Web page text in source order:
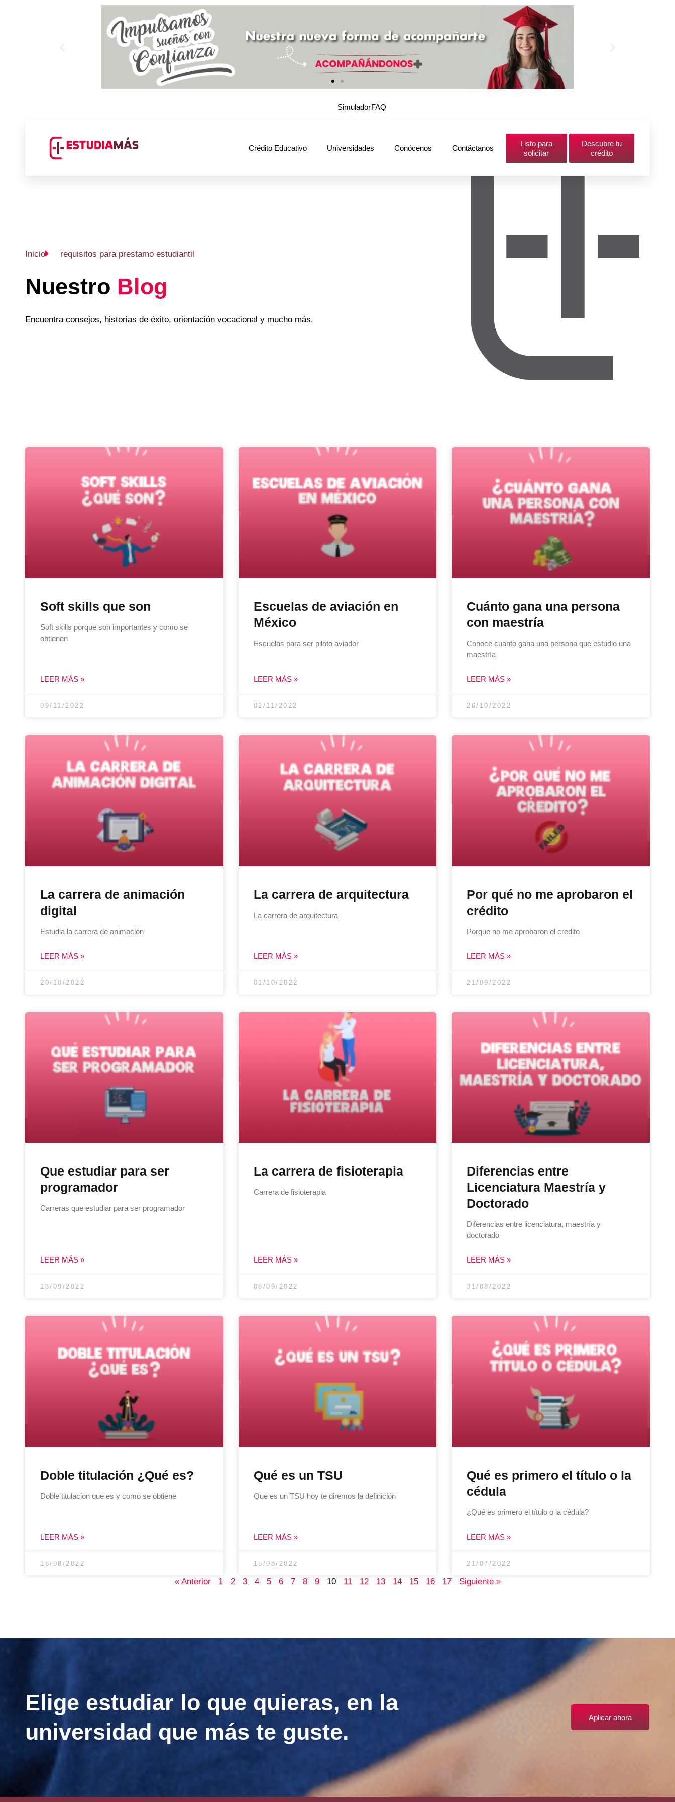
SimuladorFAQ
Crédito Educativo Universidades Conócenos Contáctanos
Listo para
solicitar
Descubre tu
crédito
Inicio requisitos para prestamo estudiantil
Nuestro Blog
Encuentra consejos, historias de éxito, orientación vocacional y mucho más.
Soft skills que son
Soft skills porque son importantes y como se
obtienen
LEER MÁS »
09/11/2022
Escuelas de aviación en
México
Escuelas para ser piloto aviador
LEER MÁS »
02/11/2022
Cuánto gana una persona
con maestría
Conoce cuanto gana una persona que estudio una
maestría
LEER MÁS »
26/10/2022
La carrera de animación
digital
Estudia la carrera de animación
LEER MÁS »
20/10/2022
La carrera de arquitectura
La carrera de arquitectura
LEER MÁS »
01/10/2022
Por qué no me aprobaron el
crédito
Porque no me aprobaron el credito
LEER MÁS »
21/09/2022
Que estudiar para ser
programador
Carreras que estudiar para ser programador
LEER MÁS »
13/09/2022
La carrera de fisioterapia
Carrera de fisioterapia
LEER MÁS »
08/09/2022
Diferencias entre
Licenciatura Maestría y
Doctorado
Diferencias entre licenciatura, maestría y
doctorado
LEER MÁS »
31/08/2022
Doble titulación ¿Qué es?
Doble titulacion que es y como se obtiene
LEER MÁS »
18/08/2022
Qué es un TSU
Que es un TSU hoy te diremos la definición
LEER MÁS »
15/08/2022
Qué es primero el título o la
cédula
¿Qué es primero el título o la cédula?
LEER MÁS »
21/07/2022
« Anterior 1 2 3 4 5 6 7 8 9 10 11 12 13 14 15 16 17 Siguiente »
Elige estudiar lo que quieras, en la
universidad que más te guste.
Aplicar ahora